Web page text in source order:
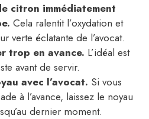
citron immédiatement
Cela ralentit l’oxydation et
verte éclatante de l’avocat.
trop en avance. L’idéal est
avant de servir.
avec l’avocat. Si vous
à l’avance, laissez le noyau
dernier moment.